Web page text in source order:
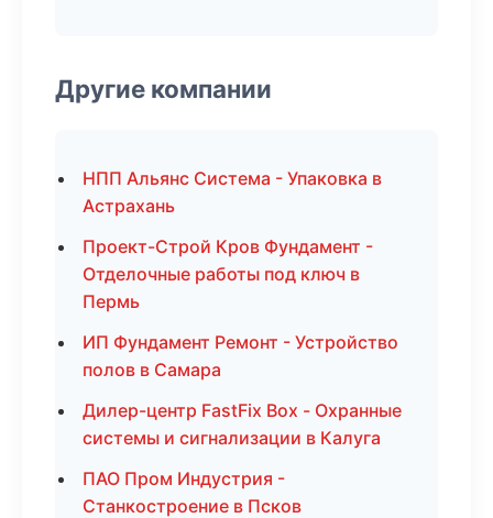
Другие компании
НПП Альянс Система - Упаковка в
Астрахань
Проект-Строй Кров Фундамент -
Отделочные работы под ключ в
Пермь
ИП Фундамент Ремонт - Устройство
полов в Самара
Дилер-центр FastFix Box - Охранные
системы и сигнализации в Калуга
ПАО Пром Индустрия -
Станкостроение в Псков